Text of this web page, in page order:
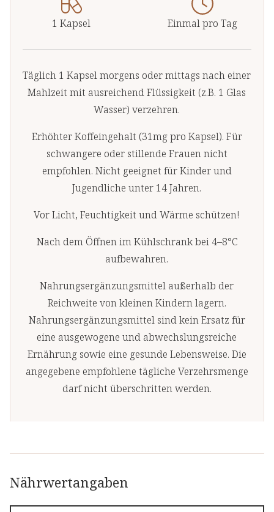
1 Kapsel Einmal pro Tag
Täglich 1 Kapsel morgens oder mittags nach einer
Mahlzeit mit ausreichend Flüssigkeit (z.B. 1 Glas
Wasser) verzehren.
Erhöhter Koffeingehalt (31mg pro Kapsel). Für
schwangere oder stillende Frauen nicht
empfohlen. Nicht geeignet für Kinder und
Jugendliche unter 14 Jahren.
Vor Licht, Feuchtigkeit und Wärme schützen!
Nach dem Öffnen im Kühlschrank bei 4–8°C
aufbewahren.
Nahrungsergänzungsmittel außerhalb der
Reichweite von kleinen Kindern lagern.
Nahrungsergänzungsmittel sind kein Ersatz für
eine ausgewogene und abwechslungsreiche
Ernährung sowie eine gesunde Lebensweise. Die
angegebene empfohlene tägliche Verzehrsmenge
darf nicht überschritten werden.
Nährwertangaben